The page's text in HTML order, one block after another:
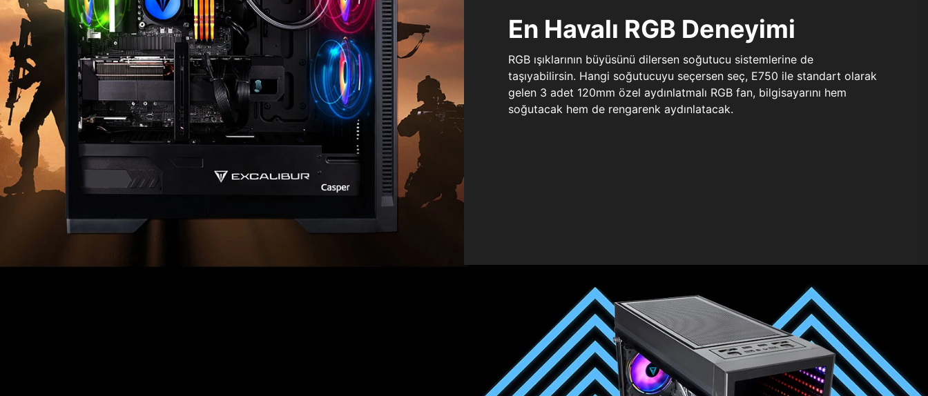
En Havalı RGB Deneyimi
RGB ışıklarının büyüsünü dilersen soğutucu sistemlerine de
taşıyabilirsin. Hangi soğutucuyu seçersen seç, E750 ile standart olarak
gelen 3 adet 120mm özel aydınlatmalı RGB fan, bilgisayarını hem
soğutacak hem de rengarenk aydınlatacak.